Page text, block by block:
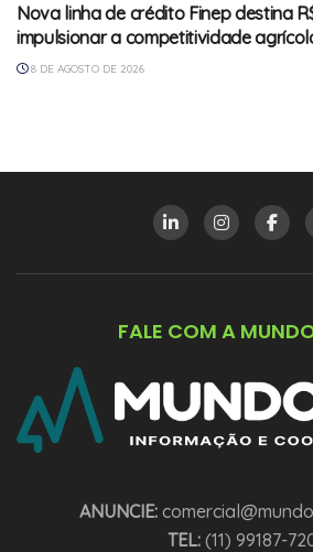
Nova linha de crédito Finep destina
impulsionar a competitividade
8 DE AGOSTO DE 2026
FALE COM A
ANUNCIE:
TEL:(11) 99187-